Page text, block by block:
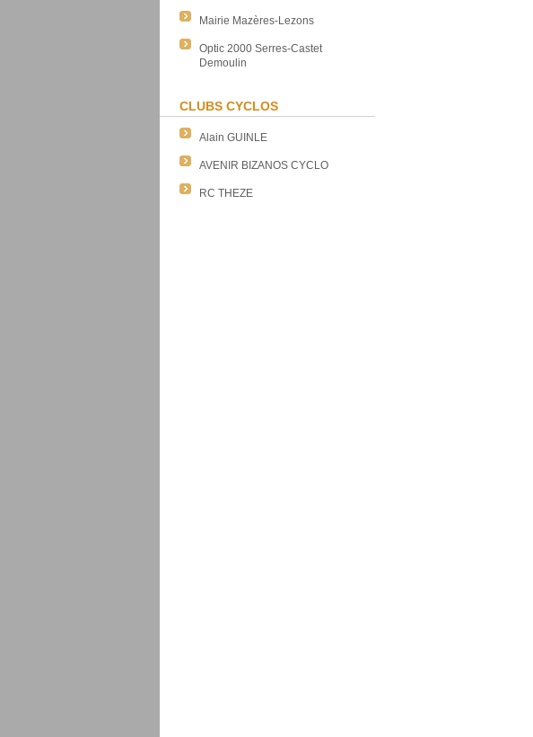
Mairie Mazères-Lezons
Optic 2000 Serres-Castet
Demoulin
CLUBS CYCLOS
Alain GUINLE
AVENIR BIZANOS CYCLO
RC THEZE